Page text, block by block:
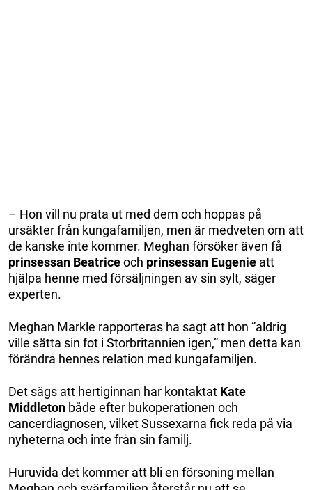
– Hon vill nu prata ut med dem och hoppas på
ursäkter från kungafamiljen, men är medveten om att
de kanske inte kommer. Meghan försöker även få
prinsessan Beatriceoch prinsessan Eugenie att
hjälpa henne med försäljningen av sin sylt, säger
experten.
Meghan Markle rapporteras ha sagt att hon ”aldrig
ville sätta sin fot i Storbritannien igen,” men detta kan
förändra hennes relation med kungafamiljen.
Det sägs att hertiginnan har kontaktat Kate
Middleton både efter bukoperationen och
cancerdiagnosen, vilket Sussexarna fick reda på via
nyheterna och inte från sin familj.
Huruvida det kommer att bli en försoning mellan